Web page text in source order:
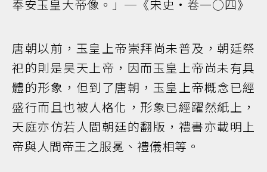
奉安玉皇大帝像。」─《宋史•卷一○四》
唐朝以前，玉皇上帝崇拜尚未普及，朝廷祭
祀的則是昊天上帝，因而玉皇上帝尚未有具
體的形象，但到了唐朝，玉皇上帝概念已經
盛行而且也被人格化，形象已經躍然紙上，
天庭亦仿若人間朝廷的翻版，禮書亦載明上
帝與人間帝王之服冕、禮儀相等。